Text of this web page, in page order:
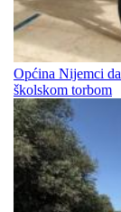
Općina Nijemci
školskom torbom